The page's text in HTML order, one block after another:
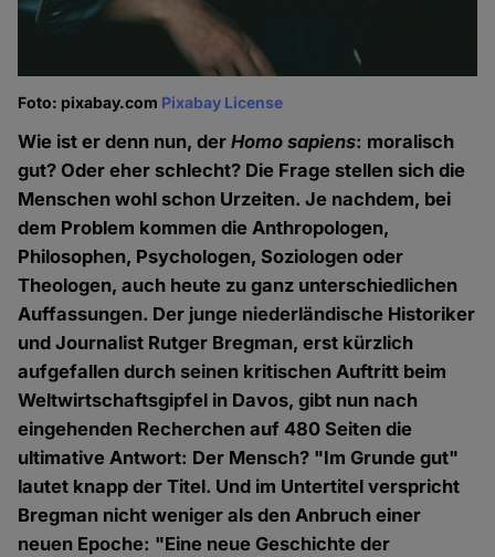
Foto: pixabay.com Pixabay License
Wie ist er denn nun, derHomo sapiens: moralisch
gut? Oder eher schlecht? Die Frage stellen sich die
Menschen wohl schon Urzeiten. Je nachdem, bei
dem Problem kommen die Anthropologen,
Philosophen, Psychologen, Soziologen oder
Theologen, auch heute zu ganz unterschiedlichen
Auffassungen. Der junge niederländische Historiker
und Journalist Rutger Bregman, erst kürzlich
aufgefallen durch seinen kritischen Auftritt beim
Weltwirtschaftsgipfel in Davos, gibt nun nach
eingehenden Recherchen auf 480 Seiten die
ultimative Antwort: Der Mensch? "Im Grunde gut"
lautet knapp der Titel. Und im Untertitel verspricht
Bregman nicht weniger als den Anbruch einer
neuen Epoche: "Eine neue Geschichte der